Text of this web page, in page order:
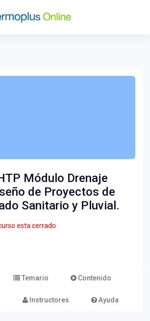
Módulo Drenaje
de Proyectos de
Sanitario y Pluvial.
esta cerrado
Temario Contenido
Instructores Ayuda